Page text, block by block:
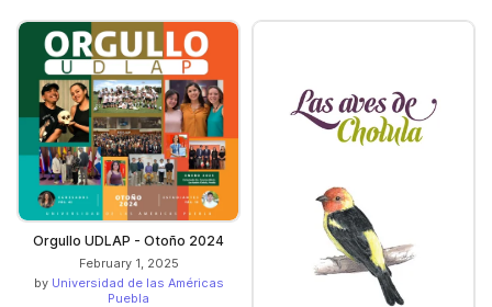
Orgullo UDLAP - Otoño 2024
February 1, 2025
by Universidad de las Américas
Puebla